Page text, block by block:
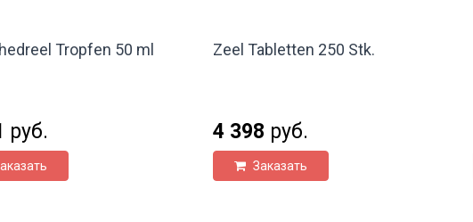
Tropfen 50 ml
руб.
Zeel Tabletten 250 Stk.
4 398 руб.
Заказать